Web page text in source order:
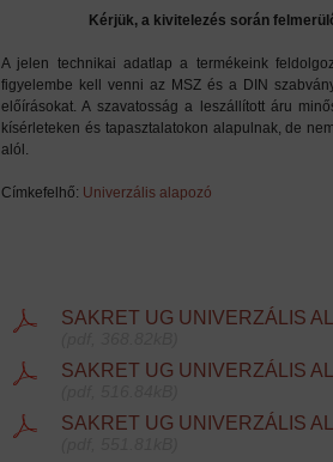
Kérjük, a kivitelezés során
A jelen technikai adatlap a termékeink
figyelembe kell venni az MSZ és a DIN
előírásokat. A szavatosság a leszállított áru
kísérleteken és tapasztalatokon alapulnak, de
alól.
Címkefelhő: Univerzális alapozó
SAKRET UG UNIVERZÁLIS
SAKRET UG UNIVERZÁLIS
SAKRET UG UNIVERZÁLIS